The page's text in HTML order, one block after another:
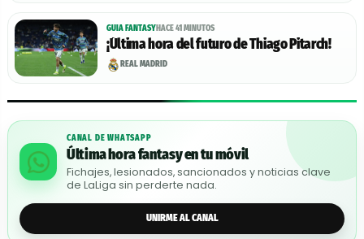
GUIA FANTASYHACE 41 MINUTOS
¡Última hora del futuro de Thiago Pitarch!
REAL MADRID
CANAL DE WHATSAPP
Última hora fantasy en tu móvil
Fichajes, lesionados, sancionados y noticias clave
de LaLiga sin perderte nada.
UNIRME AL CANAL